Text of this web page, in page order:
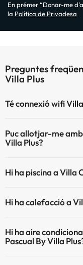
En prémer “Donar-me
la Política de Privadesa
Preguntes
Villa Plus
Té connexió wifi
Puc allotjar-me
Villa Plus?
Hi ha piscina a Villa
pagament) Aquí tens
Hi ha calefacció a
Hi ha aire
Pascual By Villa